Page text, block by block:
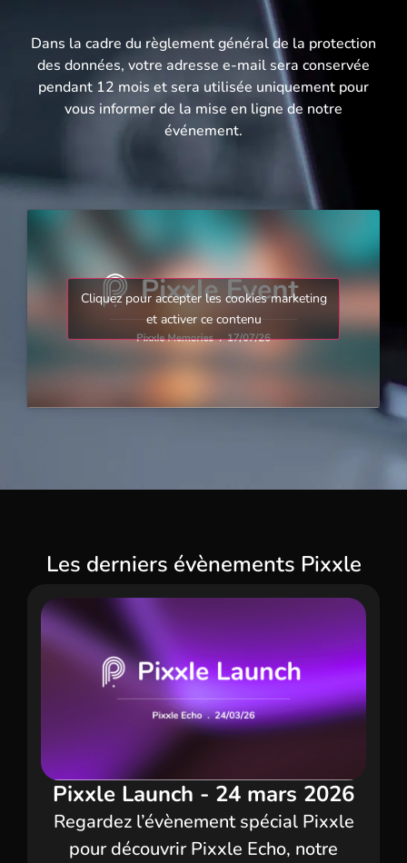
Dans la cadre du règlement général de la protection
des données, votre adresse e-mail sera conservée
pendant 12 mois et sera utilisée uniquement pour
vous informer de la mise en ligne de notre
événement.
Cliquez pour accepter les cookies marketing
et activer ce contenu
Les derniers évène­ments Pixxle
Pixxle Launch - 24 mars 2026
Regardez l’évènement spécial Pixxle
pour découvrir Pixxle Echo, notre